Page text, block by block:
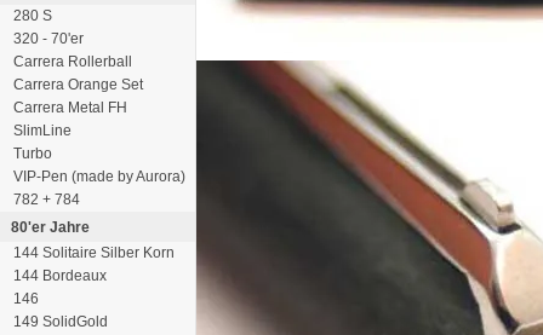
280 S
320 - 70'er
Carrera Rollerball
Carrera Orange Set
Carrera Metal FH
SlimLine
Turbo
VIP-Pen (made by Aurora)
782 + 784
80'er Jahre
144 Solitaire Silber Korn
144 Bordeaux
146
149 SolidGold